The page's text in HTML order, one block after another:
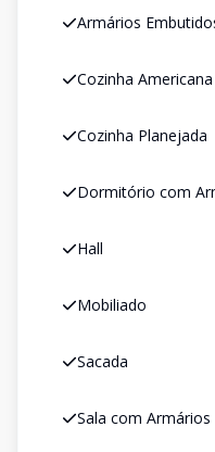
Armários
Cozinha Americana
Cozinha Planejada
Dormitório com
Hall
Mobiliado
Sacada
Sala com Armários